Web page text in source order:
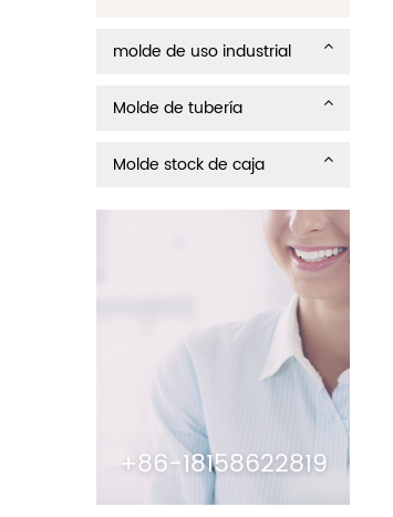
molde de uso industrial
Molde de tubería
Molde stock de caja
+86-18158622819